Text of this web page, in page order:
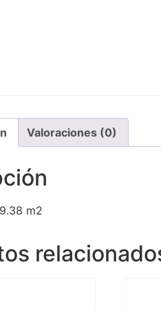
Valoraciones (0)
m2